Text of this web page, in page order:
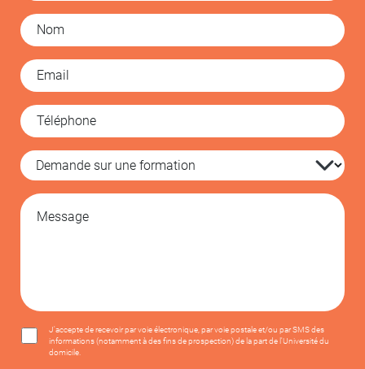
J'accepte de recevoir par voie électronique, par voie postale et/ou par SMS des
informations (notamment à des fins de prospection) de la part de l'Université du
domicile.